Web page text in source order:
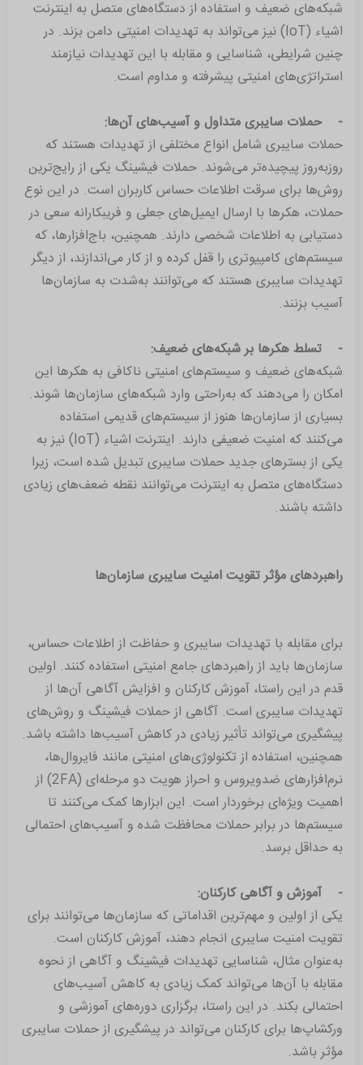
شبکه‌های ضعیف و استفاده از دستگاه‌های متصل به اینترنت
اشیاء (IoT) نیز می‌تواند به تهدیدات امنیتی دامن بزند. در
چنین شرایطی، شناسایی و مقابله با این تهدیدات نیازمند
استراتژی‌های امنیتی پیشرفته و مداوم است.
- حملات سایبری متداول و آسیب‌های آن‌ها:
حملات سایبری شامل انواع مختلفی از تهدیدات هستند که
روزبه‌روز پیچیده‌تر می‌شوند. حملات فیشینگ یکی از رایج‌ترین
روش‌ها برای سرقت اطلاعات حساس کاربران است. در این نوع
حملات، هکرها با ارسال ایمیل‌های جعلی و فریبکارانه سعی در
دستیابی به اطلاعات شخصی دارند. همچنین، باج‌افزارها، که
سیستم‌های کامپیوتری را قفل کرده و از کار می‌اندازند، از دیگر
تهدیدات سایبری هستند که می‌توانند به‌شدت به سازمان‌ها
آسیب بزنند.
- تسلط هکرها بر شبکه‌های ضعیف:
شبکه‌های ضعیف و سیستم‌های امنیتی ناکافی به هکرها این
امکان را می‌دهند که به‌راحتی وارد شبکه‌های سازمان‌ها شوند.
بسیاری از سازمان‌ها هنوز از سیستم‌های قدیمی استفاده
می‌کنند که امنیت ضعیفی دارند. اینترنت اشیاء (IoT) نیز به
یکی از بسترهای جدید حملات سایبری تبدیل شده است، زیرا
دستگاه‌های متصل به اینترنت می‌توانند نقطه ضعف‌های زیادی
داشته باشند.
راهبردهای مؤثر تقویت امنیت سایبری سازمان‌ها
برای مقابله با تهدیدات سایبری و حفاظت از اطلاعات حساس،
سازمان‌ها باید از راهبردهای جامع امنیتی استفاده کنند. اولین
قدم در این راستا، آموزش کارکنان و افزایش آگاهی آن‌ها از
تهدیدات سایبری است. آگاهی از حملات فیشینگ و روش‌های
پیشگیری می‌تواند تأثیر زیادی در کاهش آسیب‌ها داشته باشد.
همچنین، استفاده از تکنولوژی‌های امنیتی مانند فایروال‌ها،
نرم‌افزارهای ضدویروس و احراز هویت دو مرحله‌ای (2FA) از
اهمیت ویژه‌ای برخوردار است. این ابزارها کمک می‌کنند تا
سیستم‌ها در برابر حملات محافظت شده و آسیب‌های احتمالی
به حداقل برسد.
- آموزش و آگاهی کارکنان:
یکی از اولین و مهم‌ترین اقداماتی که سازمان‌ها می‌توانند برای
تقویت امنیت سایبری انجام دهند، آموزش کارکنان است.
به‌عنوان مثال، شناسایی تهدیدات فیشینگ و آگاهی از نحوه
مقابله با آن‌ها می‌تواند کمک زیادی به کاهش آسیب‌های
احتمالی بکند. در این راستا، برگزاری دوره‌های آموزشی و
ورکشاپ‌ها برای کارکنان می‌تواند در پیشگیری از حملات سایبری
مؤثر باشد.